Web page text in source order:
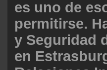
es uno de
permitirse.
y Seguridad
en